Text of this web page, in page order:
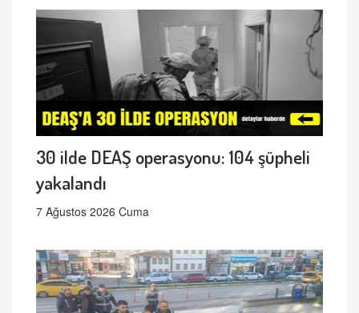
30 ilde DEAŞ operasyonu: 104 şüpheli
yakalandı
7 Ağustos 2026 Cuma